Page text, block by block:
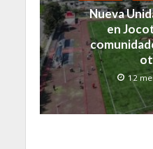
Nueva
en
12